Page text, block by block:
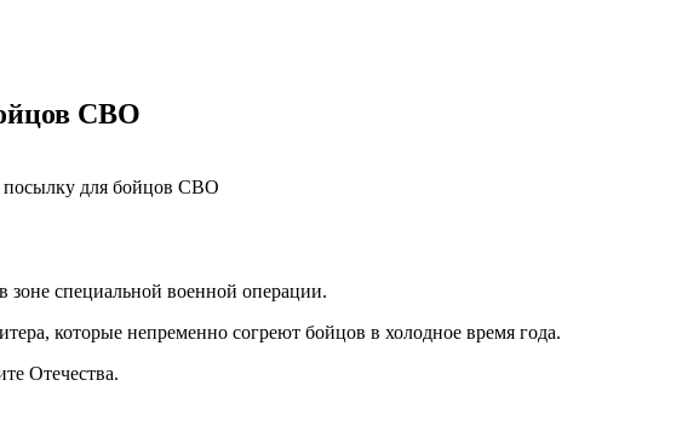
СВО
специальной военной операции.
которые непременно согреют бойцов в холодное время года.
Отечества.